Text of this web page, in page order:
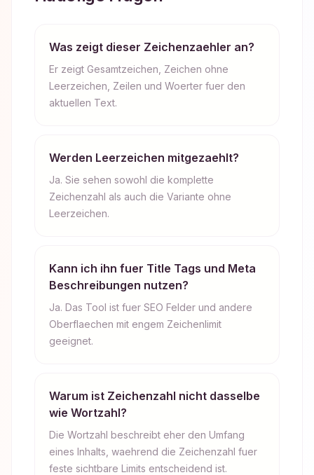
Was zeigt dieser Zeichenzaehler an?
Er zeigt Gesamtzeichen, Zeichen ohne
Leerzeichen, Zeilen und Woerter fuer den
aktuellen Text.
Werden Leerzeichen mitgezaehlt?
Ja. Sie sehen sowohl die komplette
Zeichenzahl als auch die Variante ohne
Leerzeichen.
Kann ich ihn fuer Title Tags und Meta
Beschreibungen nutzen?
Ja. Das Tool ist fuer SEO Felder und andere
Oberflaechen mit engem Zeichenlimit
geeignet.
Warum ist Zeichenzahl nicht dasselbe
wie Wortzahl?
Die Wortzahl beschreibt eher den Umfang
eines Inhalts, waehrend die Zeichenzahl fuer
feste sichtbare Limits entscheidend ist.